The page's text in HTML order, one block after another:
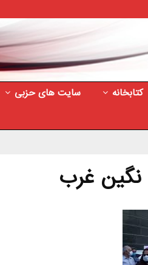
کتابخانه سایت های حزبی
نگین غرب